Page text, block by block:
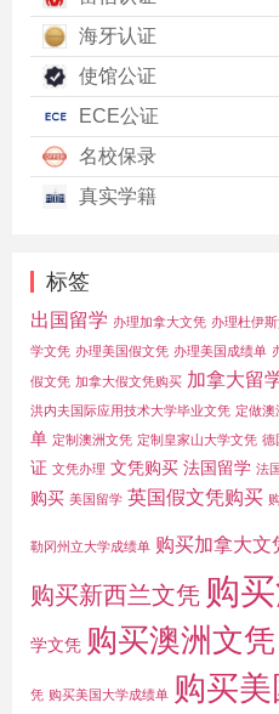
海牙认证
使馆公证
ECE公证
名校保录
真实学籍
标签
出国留学 办理加拿大文凭 办理杜伊
学文凭 办理美国假文凭 办理美国成绩单
假文凭 加拿大假文凭购买 加拿大留
洪内夫国际应用技术大学毕业文凭 定做澳
单 定制澳洲文凭 定制皇家山大学文凭 德
证 文凭办理 文凭购买 法国留学 法
购买 美国留学 英国假文凭购买
勒冈州立大学成绩单 购买加拿大文
购买新西兰文凭 购
学文凭 购买澳洲文凭
凭 购买美国大学成绩单 购买